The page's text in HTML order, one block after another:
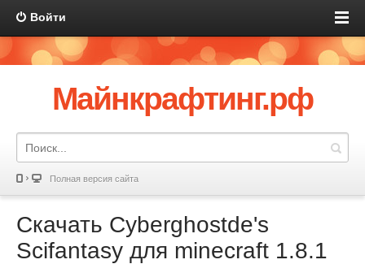
Войти
Майнкрафтинг.рф
Полная версия сайта
Скачать Cyberghostde's
Scifantasy для minecraft 1.8.1